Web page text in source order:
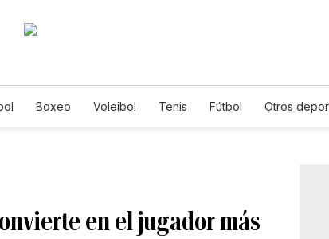
Boxeo Voleibol Tenis Fútbol Otros
en el jugador más